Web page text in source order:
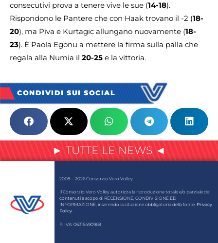
consecutivi prova a tenere vive le sue (14-18).
Rispondono le Pantere che con Haak trovano il -2 (18-
20), ma Piva e Kurtagic allungano nuovamente (18-
23). È Paola Egonu a mettere la firma sulla palla che
regala alla Numia il 20-25 e la vittoria.
CONDIVIDI SUI SOCIAL
► TUTTE LE NEWS ◄
2008 – 2026 Consorzio Vero Volley
Il Consorzio Vero Volley autorizza la riproduzione totale e/o parziale dei
contenuti a scopo di RECENSIONE, CONDIVISIONE ED
INFORMAZIONE, inserendo la citazione obbligatoria della fonte. Privacy
Policy
P. IVA: 06315490968